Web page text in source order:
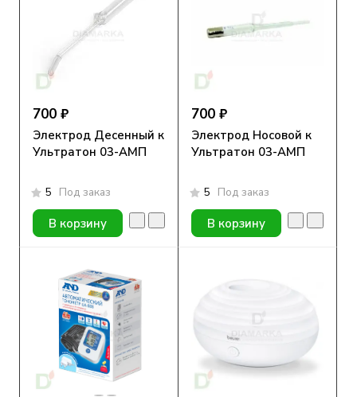
700 ₽
Электрод Десенный к
Ультратон 03-АМП
5 Под заказ
В корзину
700 ₽
Электрод Носовой к
Ультратон 03-АМП
5 Под заказ
В корзину